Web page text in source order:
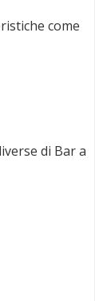
come
di Bar a